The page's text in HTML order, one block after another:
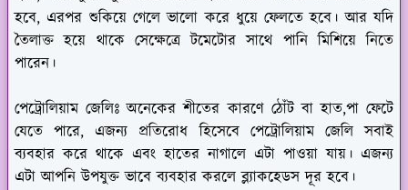
হবে, এরপর শুকিয়ে গেলে ভালো করে ধুয়ে ফেলতে হবে। আর যদি
তৈলাক্ত হয়ে থাকে সেক্ষেত্রে টমেটোর সাথে পানি মিশিয়ে নিতে
পারেন।
পেট্রোলিয়াম জেলিঃ অনেকের শীতের কারণে ঠোঁট বা হাত,পা ফেটে
যেতে পারে, এজন্য প্রতিরোধ হিসেবে পেট্রোলিয়াম জেলি সবাই
ব্যবহার করে থাকে এবং হাতের নাগালে এটা পাওয়া যায়। এজন্য
এটা আপনি উপযুক্ত ভাবে ব্যবহার করলে ব্ল্যাকহেডস দূর হবে।